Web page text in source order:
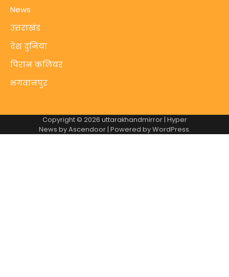
News
उत्तराखंड
देश दुनिया
पिरान कलियर
भगवानपुर
Copyright © 2026 uttarakhandmirror| Hyper
News byAscendoor| Powered byWordPress.